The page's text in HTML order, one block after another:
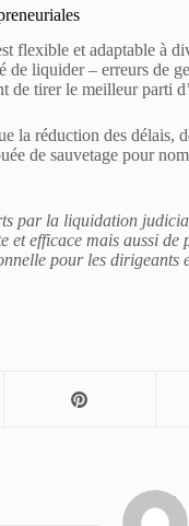
flexible et adaptable à
de liquider – erreurs de
de tirer le meilleur parti
la réduction des délais,
de sauvetage pour
par la liquidation
efficace mais aussi
pour les dirigeants